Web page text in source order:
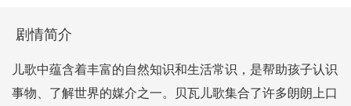
剧情简介
儿歌中蕴含着丰富的自然知识和生活常识，是帮助孩子认识
事物、了解世界的媒介之一。贝瓦儿歌集合了许多朗朗上口